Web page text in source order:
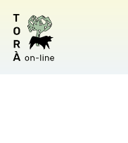
ID de foto no vàlid